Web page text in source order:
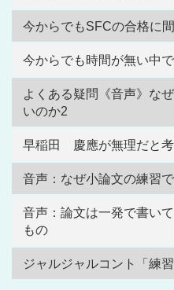
今からでもSFCの合格に
今からでも時間が無い中
よくある疑問《音声》な
いのか2
早稲田 慶應が無理だと
音声：なぜ小論文の練習
音声：論文は一発で書い
もの
ジャルジャルコント「練